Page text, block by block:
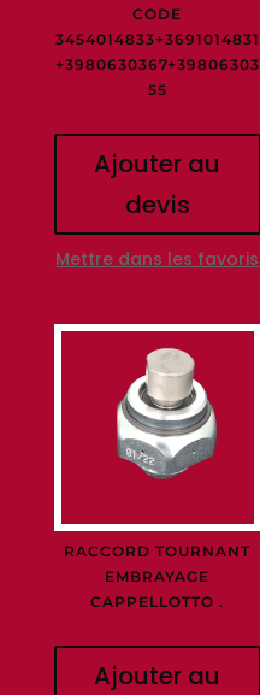
CODE
3454014833+3691014831
+3980630367+39806303
55
Ajouter au
devis
Mettre dans les favoris
RACCORD TOURNANT
EMBRAYAGE
CAPPELLOTTO .
Ajouter au